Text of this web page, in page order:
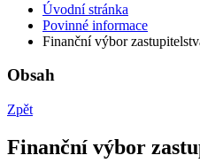
Úvodní stránka
Povinné informace
Finanční výbor
Obsah
Zpět
Finanční výbor